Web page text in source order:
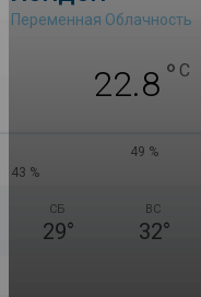
Переменная Облачность
22.8 ° C
49 %
43 %
СБ
29°
ВС
32°